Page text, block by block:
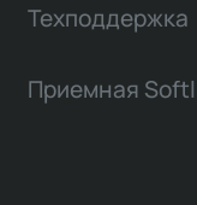
Техподдержка
Приемная